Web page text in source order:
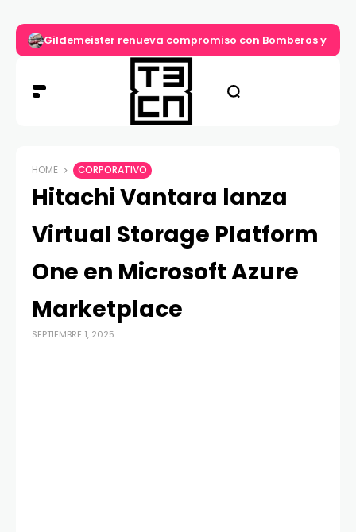
Gildemeister renueva compromiso con Bomberos y
HOME CORPORATIVO
Hitachi Vantara lanza
Virtual Storage Platform
One en Microsoft Azure
Marketplace
SEPTIEMBRE 1, 2025